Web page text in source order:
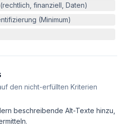
finanziell, Daten)
(Minimum)
den nicht-erfüllten Kriterien
beschreibende Alt-Texte hinzu,